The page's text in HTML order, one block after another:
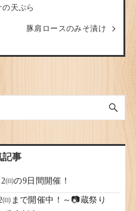
天ぷら
豚肩ロースのみそ漬け
記事
の9日間開催！
まで開催中！～📷蔵祭り